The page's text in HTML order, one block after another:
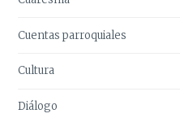
Cuentas parroquiales
Cultura
Diálogo